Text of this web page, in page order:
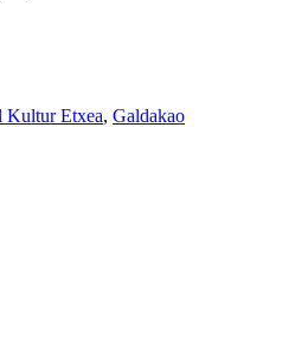
Kultur Etxea, Galdakao